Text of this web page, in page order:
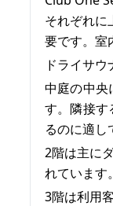
それぞれに
要です。室
ドライサ
中庭の中央
す。隣接す
るのに適し
2階は主に
れています
3階は利用